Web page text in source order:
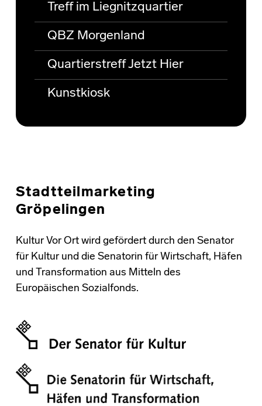
Treff im Liegnitzquartier
QBZ Morgenland
Quartierstreff Jetzt Hier
Kunstkiosk
Stadtteilmarketing
Gröpelingen
Kultur Vor Ort wird gefördert durch den Senator
für Kultur und die Senatorin für Wirtschaft, Häfen
und Transformation aus Mitteln des
Europäischen Sozialfonds.